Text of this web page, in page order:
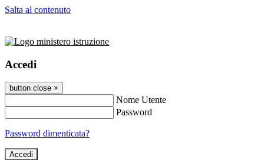
Salta al contenuto
Accedi
button close ×
Nome Utente
Password
Password dimenticata?